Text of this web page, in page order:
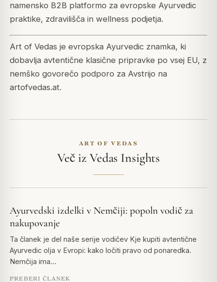
namensko B2B platformo za evropske Ayurvedic
praktike, zdravilišča in wellness podjetja.
Art of Vedas je evropska Ayurvedic znamka, ki
dobavlja avtentične klasične pripravke po vsej EU, z
nemško govorečo podporo za Avstrijo na
artofvedas.at.
ART OF VEDAS
Več iz Vedas Insights
Ayurvedski izdelki v Nemčiji: popoln vodič za
nakupovanje
Ta članek je del naše serije vodičev Kje kupiti avtentične
Ayurvedic olja v Evropi: kako ločiti pravo od ponaredka.
Nemčija ima…
PREBERI ČLANEK